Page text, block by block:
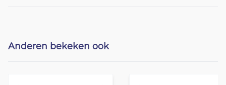
Anderen bekeken ook